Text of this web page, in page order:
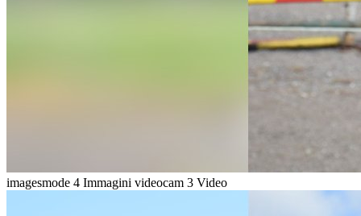
imagesmode 4 Immagini videocam 3 Video